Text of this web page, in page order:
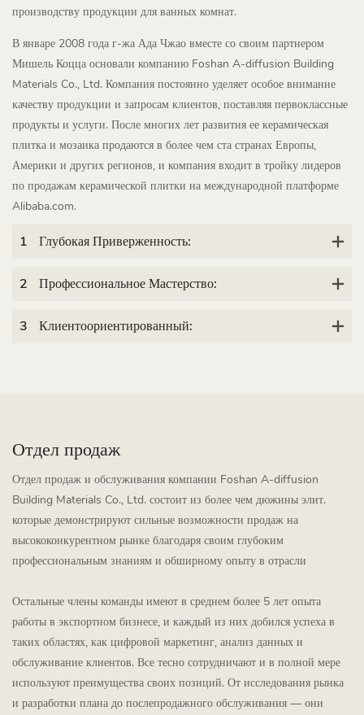
производству продукции для ванных комнат.
В январе 2008 года г-жа Ада Чжао вместе со своим партнером
Мишель Коцца основали компанию Foshan A-diffusion Building
Materials Co., Ltd. Компания постоянно уделяет особое внимание
качеству продукции и запросам клиентов, поставляя первоклассные
продукты и услуги. После многих лет развития ее керамическая
плитка и мозаика продаются в более чем ста странах Европы,
Америки и других регионов, и компания входит в тройку лидеров
по продажам керамической плитки на международной платформе
Alibaba.com.
1 Глубокая Приверженность:
2 Профессиональное Мастерство:
3 Клиентоориентированный:
Отдел продаж
Отдел продаж и обслуживания компании Foshan A-diffusion
Building Materials Co., Ltd. состоит из более чем дюжины элит.
которые демонстрируют сильные возможности продаж на
высококонкурентном рынке благодаря своим глубоким
профессиональным знаниям и обширному опыту в отрасли
Остальные члены команды имеют в среднем более 5 лет опыта
работы в экспортном бизнесе, и каждый из них добился успеха в
таких областях, как цифровой маркетинг, анализ данных и
обслуживание клиентов. Все тесно сотрудничают и в полной мере
используют преимущества своих позиций. От исследования рынка
и разработки плана до послепродажного обслуживания — они